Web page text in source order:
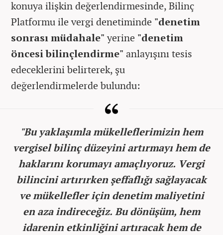
konuya ilişkin değerlendirmesinde, Bilinç
Platformu ile vergi denetiminde "denetim
sonrası müdahale"yerine "denetim
öncesi bilinçlendirme" anlayışını tesis
edeceklerini belirterek, şu
değerlendirmelerde bulundu:
"Bu yaklaşımla mükelleflerimizin hem
vergisel bilinç düzeyini artırmayı hem de
haklarını korumayı amaçlıyoruz. Vergi
bilincini artırırken şeffaflığı sağlayacak
ve mükellefler için denetim maliyetini
en aza indireceğiz. Bu dönüşüm, hem
idarenin etkinliğini artıracak hem de